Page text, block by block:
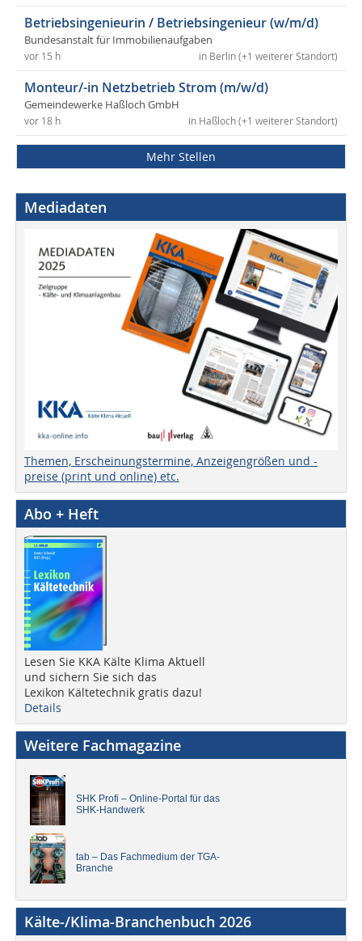
Betriebsingenieurin / Betriebsingenieur (w/m/d)
Bundesanstalt für Immobilienaufgaben
in Berlin (+1 weiterer Standort)
vor 15 h
Monteur/-in Netzbetrieb Strom (m/w/d)
Gemeindewerke Haßloch GmbH
in Haßloch (+1 weiterer Standort)
vor 18 h
Mehr Stellen
Mediadaten
Themen, Erscheinungstermine, Anzeigengrößen und -
preise (print und online) etc.
Abo + Heft
Lesen Sie KKA Kälte Klima Aktuell
und sichern Sie sich das
Lexikon Kältetechnik gratis dazu!
Details
Weitere Fachmagazine
SHK Profi – Online-Portal für das
SHK-Handwerk
tab – Das Fachmedium der TGA-
Branche
Kälte-/Klima-Branchenbuch 2026